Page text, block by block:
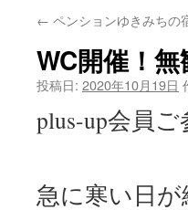
ン
ツ
へ
ス
ッ
← ペンションゆきみちの
WC開催！無
投稿日: 2020年10月19日
plus-up会員
急に寒い日